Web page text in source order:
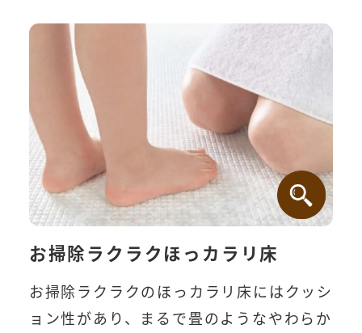
お掃除ラクラクほっカラリ床
お掃除ラクラクのほっカラリ床にはクッシ
ョン性があり、まるで畳のようなやわらか